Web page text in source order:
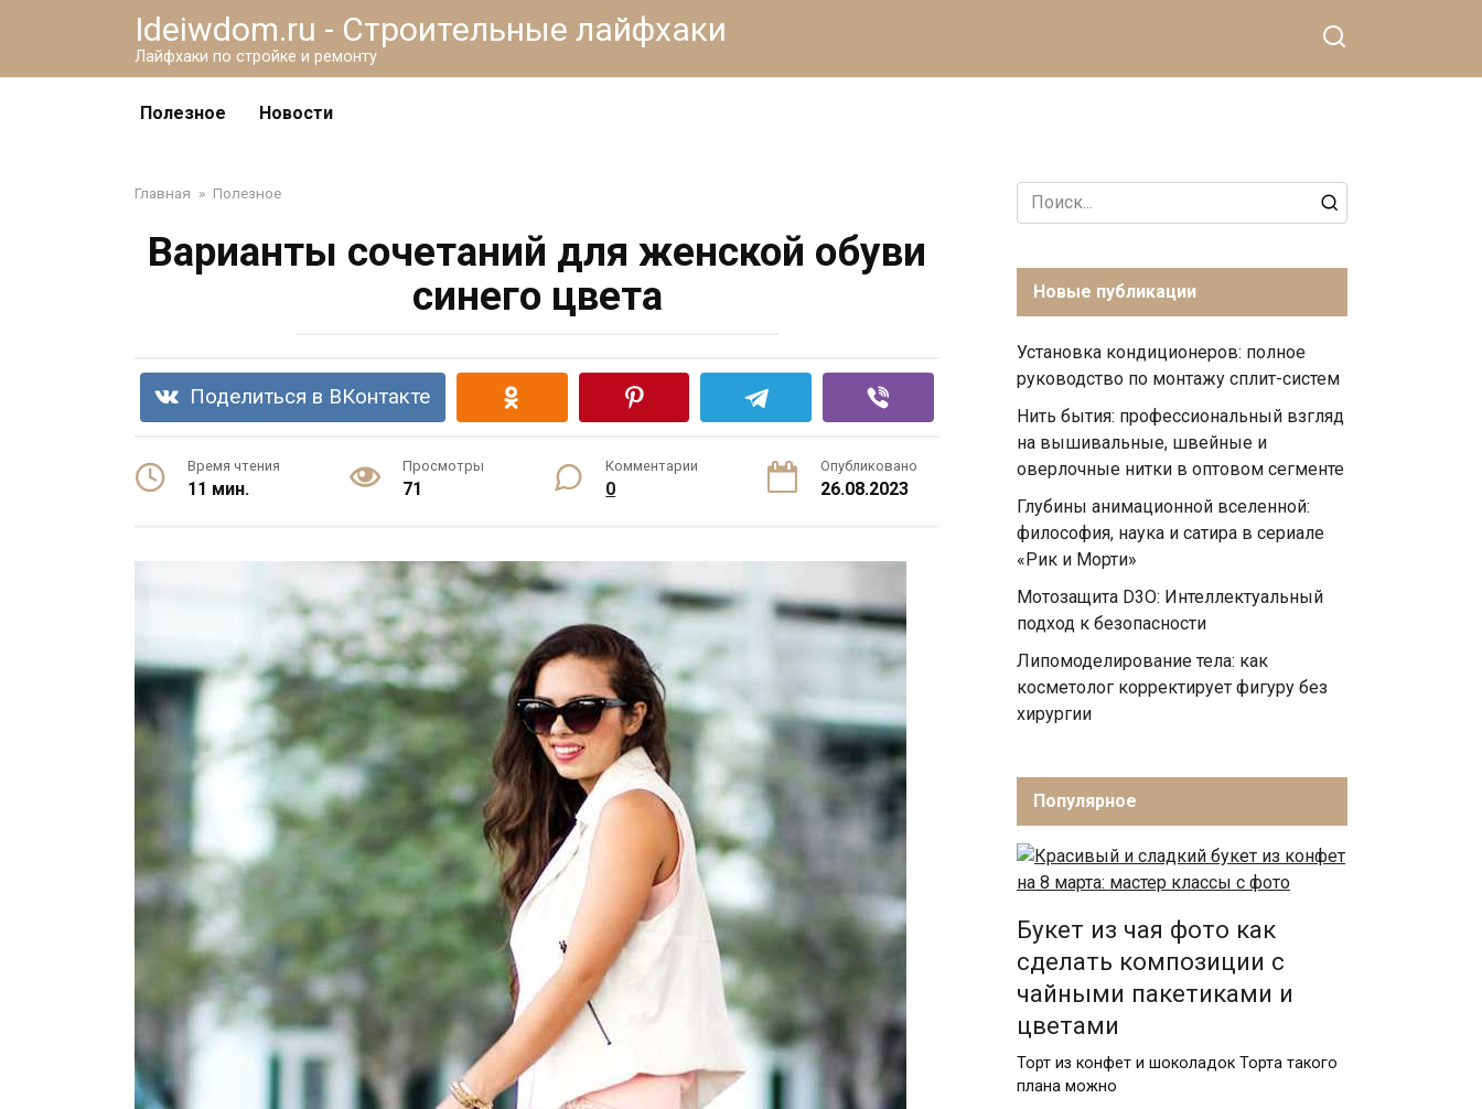
Ideiwdom.ru - Строительные лайфхаки
Лайфхаки по стройке и ремонту
Полезное Новости
Главная » Полезное
Варианты сочетаний для женской обуви
синего цвета
Поделиться в ВКонтакте
Время чтения
11 мин.
Просмотры
71
Комментарии
0
Опубликовано
26.08.2023
Search
for:
Новые публикации
Установка кондиционеров: полное
руководство по монтажу сплит-систем
Нить бытия: профессиональный взгляд
на вышивальные, швейные и
оверлочные нитки в оптовом сегменте
Глубины анимационной вселенной:
философия, наука и сатира в сериале
«Рик и Морти»
Мотозащита D3O: Интеллектуальный
подход к безопасности
Липомоделирование тела: как
косметолог корректирует фигуру без
хирургии
Популярное
Букет из чая фото как
сделать композиции с
чайными пакетиками и
цветами
Торт из конфет и шоколадок Торта такого
плана можно